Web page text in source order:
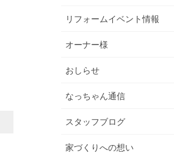
リフォームイベント情報
オーナー様
おしらせ
なっちゃん通信
スタッフブログ
家づくりへの想い